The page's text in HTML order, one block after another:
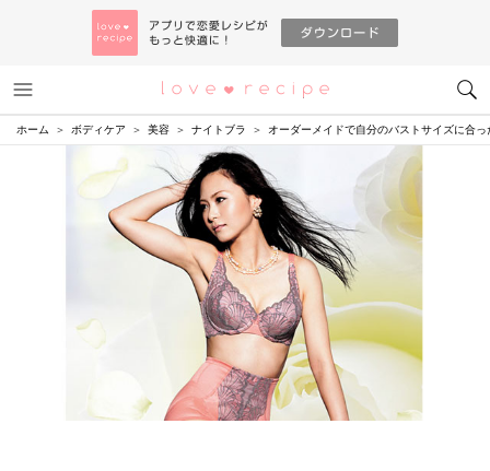
恋愛レシピ
ホーム ボディケア 美容 ナイトブラ オーダーメイドで自分のバストサイズに合